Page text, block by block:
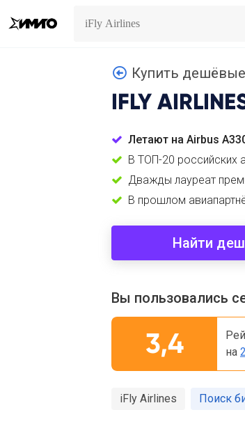
Search
Купить
IFLY
Летают на Airbus
В ТОП-20 российских
Дважды лауреат
В прошлом
Найти
Вы пользовались
3,4
на
iFly Airlines Поиск